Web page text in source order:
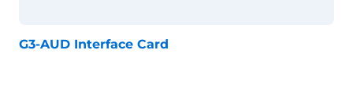
G3-AUD Interface Card